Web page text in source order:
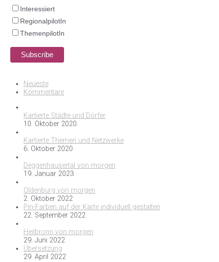
Interessiert
RegionalpilotIn
ThemenpilotIn
Neueste
Kommentare
Kartierte Städte und Dörfer
10. Oktober 2020
Kartierte Themen und Netzwerke
6. Oktober 2020
Deggenhausertal von morgen
19. Januar 2023
Oldenburg von morgen
2. Oktober 2022
Pin-Farben auf der Karte individuell gestalten
22. September 2022
Heilbronn von morgen
29. Juni 2022
Übersetzung
29. April 2022